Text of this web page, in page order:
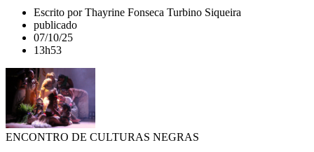
Escrito por Thayrine Fonseca Turbino Siqueira
publicado
07/10/25
13h53
ENCONTRO DE CULTURAS NEGRAS